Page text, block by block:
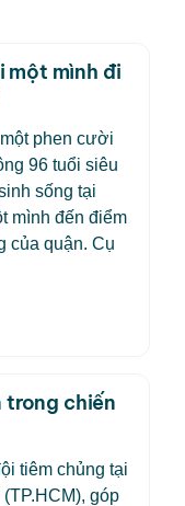
một mình đi
phen cười
96 tuổi siêu
sống tại
mình đến điểm
của quận. Cụ
trong chiến
tiêm chủng tại
góp